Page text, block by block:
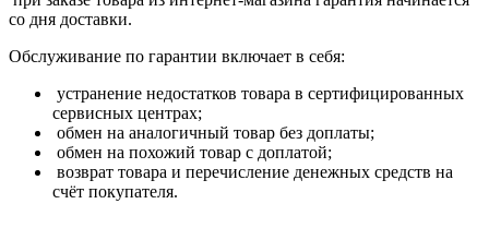
со дня доставки.
Обслуживание по гарантии включает в себя:
устранение недостатков товара в сертифицированных
сервисных центрах;
обмен на аналогичный товар без доплаты;
обмен на похожий товар с доплатой;
возврат товара и перечисление денежных средств на
счёт покупателя.